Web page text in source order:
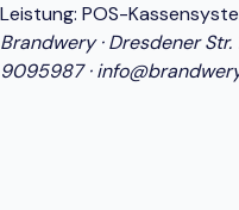
Leistung: POS-
Brandwery · Dresdener Str.
9095987·